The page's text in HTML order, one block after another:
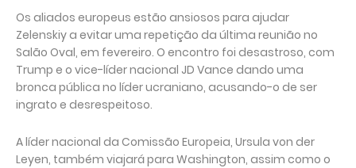
Os aliados europeus estão ansiosos para ajudar
Zelenskiy a evitar uma repetição da última reunião no
Salão Oval, em fevereiro. O encontro foi desastroso, com
Trump e o vice-líder nacional JD Vance dando uma
bronca pública no líder ucraniano, acusando-o de ser
ingrato e desrespeitoso.
A líder nacional da Comissão Europeia, Ursula von der
Leyen, também viajará para Washington, assim como o